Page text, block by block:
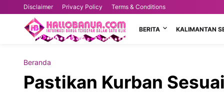
Disclaimer Privacy Policy Terms & Conditions
BERITA KALIMANTAN
Beranda
Pastikan Kurban